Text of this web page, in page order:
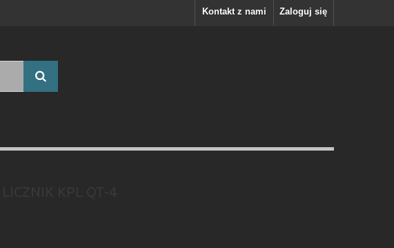
Zaloguj się
Kontakt z nami